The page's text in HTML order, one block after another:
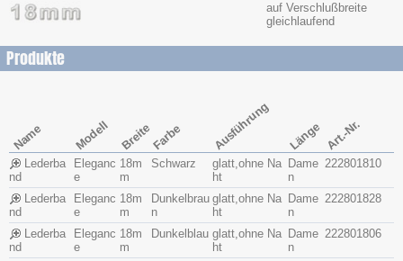
auf Verschlußbreite
gleichlaufend
Produkte
Name Modell BreiteFarbe Ausführung Länge Art.-Nr.
Lederba
nd
Eleganc
e
18m
m
Schwarz
glatt,ohne Na
ht
Dame
n
222801810
Lederba
nd
Eleganc
e
18m
m
Dunkelbrau
n
glatt,ohne Na
ht
Dame
n
222801828
Lederba
nd
Eleganc
e
18m
m
Dunkelblau glatt,ohne Na
ht
Dame
n
222801806